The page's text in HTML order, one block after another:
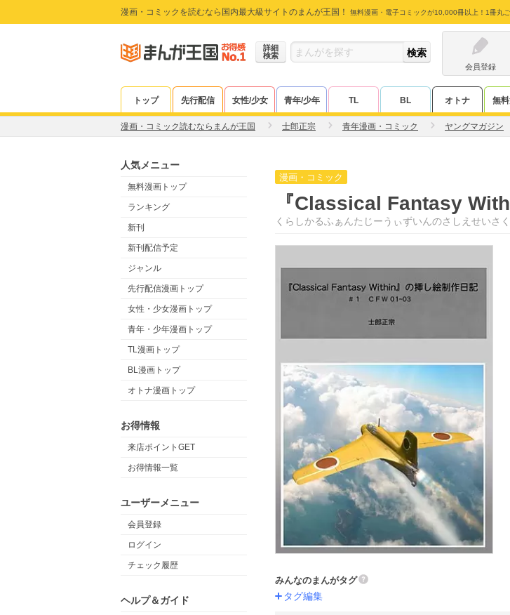
漫画・コミックを読むなら国内最大級サイトのまんが王国！ 無料漫画・電子コミックが10,000冊以上！1冊丸
詳細
検索
会員登録
トップ 先行配信 女性/少女 青年/少年 TL BL オトナ 無
漫画・コミック読むならまんが王国 士郎正宗 青年漫画・コミック ヤングマガジン
人気メニュー
無料漫画トップ
ランキング
新刊
新刊配信予定
ジャンル
先行配信漫画トップ
女性・少女漫画トップ
青年・少年漫画トップ
TL漫画トップ
BL漫画トップ
オトナ漫画トップ
お得情報
来店ポイントGET
お得情報一覧
ユーザーメニュー
会員登録
ログイン
チェック履歴
ヘルプ＆ガイド
漫画・コミック
『Classical Fantasy
くらしかるふぁんたじーうぃずいんのさしえせいさ
みんなのまんがタグ
タグ編集